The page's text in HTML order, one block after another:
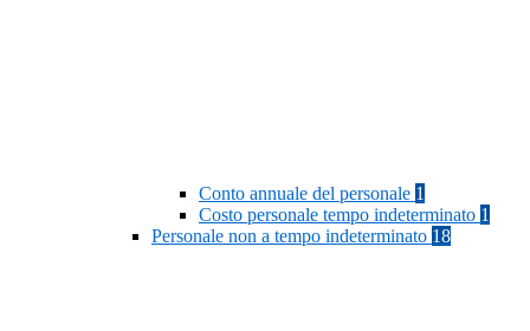
Conto annuale del personale 1
Costo personale tempo indeterminato 1
Personale non a tempo indeterminato 18